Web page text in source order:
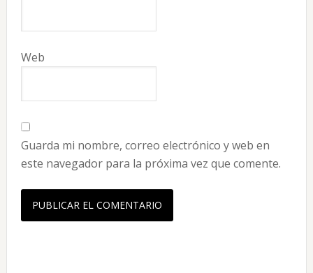
Web
Guarda mi nombre, correo electrónico y web en
este navegador para la próxima vez que comente.